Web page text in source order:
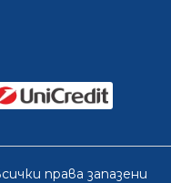
права запазени